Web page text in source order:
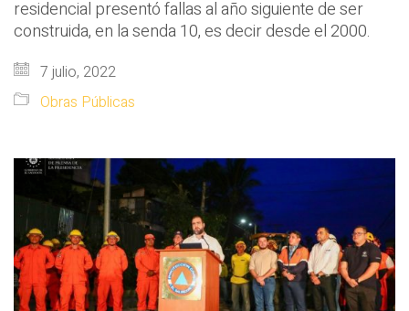
residencial presentó fallas al año siguiente de ser
construida, en la senda 10, es decir desde el 2000.
7 julio, 2022
Obras Públicas